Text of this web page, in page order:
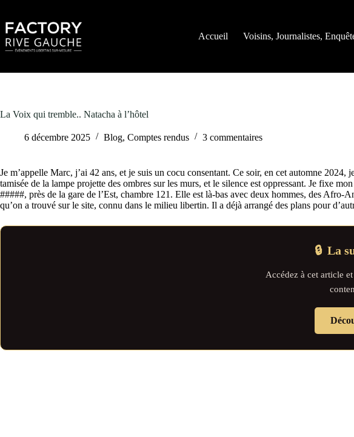
contenu
Accueil
Voisins, Journalistes,
La Voix qui tremble.. Natacha à l’hôtel
6 décembre 2025 Blog, Comptes rendus 3 commentaires
Je m’appelle Marc, j’ai 42 ans, et je suis un cocu consentant. Ce soir, en cet automne
tamisée de la lampe projette des ombres sur les murs, et le silence est oppressant. Je fixe
#####, près de la gare de l’Est, chambre 121. Elle est là-bas avec deux hommes, des
qu’on a trouvé sur le site, connu dans le milieu libertin. Il a déjà arrangé des plans pour
🔒 La
Accédez à cet article